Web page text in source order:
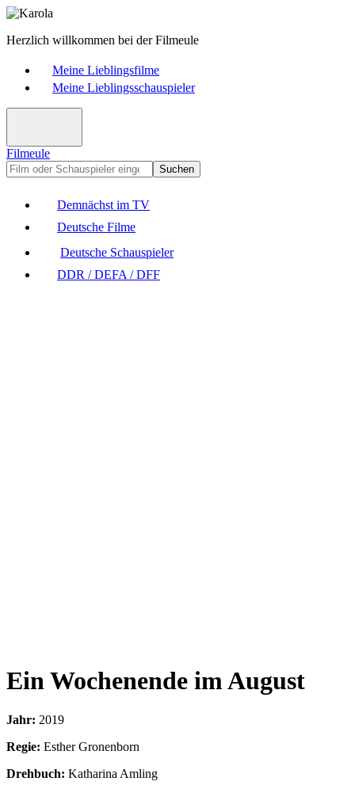
Herzlich willkommen bei der Filmeule
Meine Lieblingsfilme
Meine Lieblingsschauspieler
Filmeule
Suchen
Demnächst im TV
Deutsche Filme
Deutsche Schauspieler
DDR / DEFA / DFF
Ein Wochenende im August
Jahr: 2019
Regie: Esther Gronenborn
Drehbuch: Katharina Amling